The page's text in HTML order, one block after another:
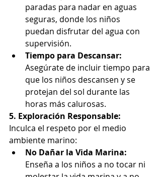
paradas para nadar en aguas
seguras, donde los niños
puedan disfrutar del agua con
supervisión.
Tiempo para Descansar:
Asegúrate de incluir tiempo para
que los niños descansen y se
protejan del sol durante las
horas más calurosas.
5. Exploración Responsable:
Inculca el respeto por el medio
ambiente marino:
No Dañar la Vida Marina:
Enseña a los niños a no tocar ni